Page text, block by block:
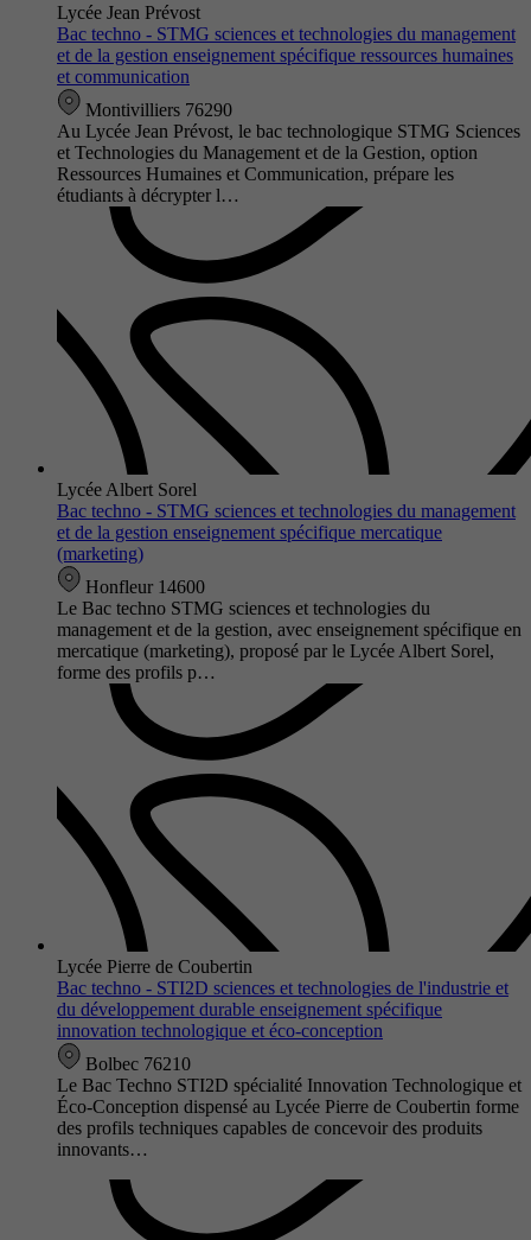
Lycée Jean Prévost
Bac techno - STMG sciences et technologies du management
et de la gestion enseignement spécifique ressources humaines
et communication
Montivilliers 76290
Au Lycée Jean Prévost, le bac technologique STMG Sciences
et Technologies du Management et de la Gestion, option
Ressources Humaines et Communication, prépare les
étudiants à décrypter l…
Lycée Albert Sorel
Bac techno - STMG sciences et technologies du management
et de la gestion enseignement spécifique mercatique
(marketing)
Honfleur 14600
Le Bac techno STMG sciences et technologies du
management et de la gestion, avec enseignement spécifique en
mercatique (marketing), proposé par le Lycée Albert Sorel,
forme des profils p…
Lycée Pierre de Coubertin
Bac techno - STI2D sciences et technologies de l'industrie et
du développement durable enseignement spécifique
innovation technologique et éco-conception
Bolbec 76210
Le Bac Techno STI2D spécialité Innovation Technologique et
Éco-Conception dispensé au Lycée Pierre de Coubertin forme
des profils techniques capables de concevoir des produits
innovants…